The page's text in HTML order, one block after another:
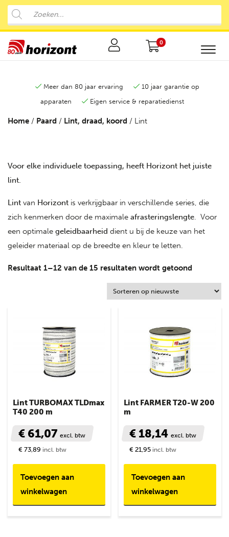
0
Meer dan 80 jaar ervaring
10 jaar garantie op
apparaten
Eigen service & reparatiedienst
Voor elke individuele toepassing, heeft Horizont het juiste
lint.
Lint van Horizont is verkrijgbaar in verschillende series, die
zich kenmerken door de maximale afrasteringslengte. Voor
een optimale geleidbaarheid dient u bij de keuze van het
geleider materiaal op de breedte en kleur te letten.
Resultaat 1–12 van de 15 resultaten wordt getoond
Lint TURBOMAX TLDmax
T40 200 m
€ 61,07 excl. btw
€ 73,89 incl. btw
Toevoegen aan
winkelwagen
Lint FARMER T20-W 200
m
€ 18,14excl. btw
€ 21,95 incl. btw
Toevoegen aan
winkelwagen
Home / Paard / Lint, draad, koord / Lint